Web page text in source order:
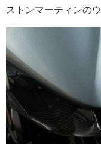
ストンマーティンの